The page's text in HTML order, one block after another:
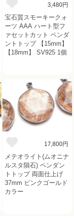
3,480円
宝石質スモーキークォ
ーツ AAA ハート型フ
ァセットカット ペンダ
ントトップ 【15mm】
【18mm】 SV925 1個
17,800円
メテオライト(ムオニナ
ルスタ隕石) ペンダン
トトップ 両面仕上げ
37mm ピンクゴールド
カラー